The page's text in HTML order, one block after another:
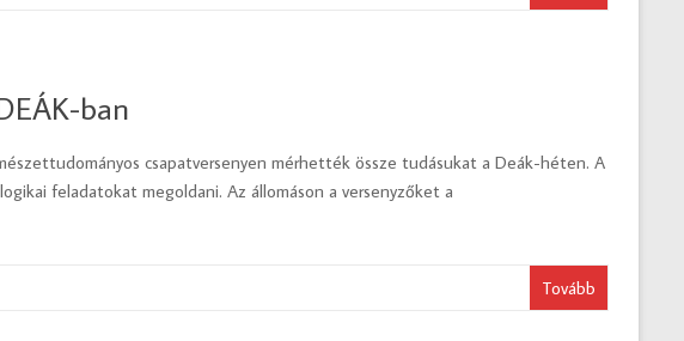
ban
csapatversenyen mérhették össze tudásukat a Deák-héten. A
feladatokat megoldani. Az állomáson a versenyzőket a
Tovább